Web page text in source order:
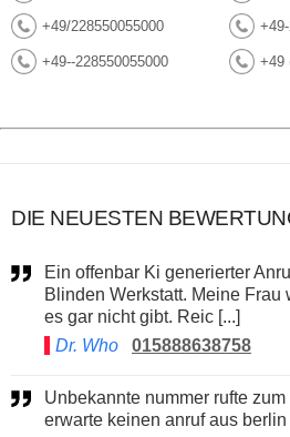
+49/228550055000
+49--228550055000 +49
DIE NEUESTEN
Ein offenbar Ki generierter Anruf einer angeblichen
Blinden Werkstatt. Meine
es gar nicht gibt. Reic [...]
Dr. Who
015888638758
Unbekannte nummer rufte zum zweiten mal an. ich
erwarte keinen anruf aus berlin